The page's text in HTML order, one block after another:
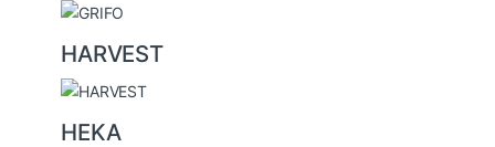
HARVEST
HEKA